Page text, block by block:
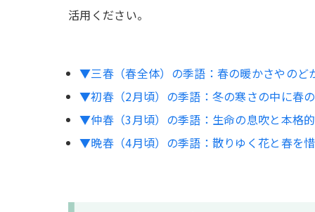
活用ください。
▼三春（春全体）の季語：春の暖かさやのど
▼初春（2月頃）の季語：冬の寒さの中に春
▼仲春（3月頃）の季語：生命の息吹と本格
▼晩春（4月頃）の季語：散りゆく花と春を